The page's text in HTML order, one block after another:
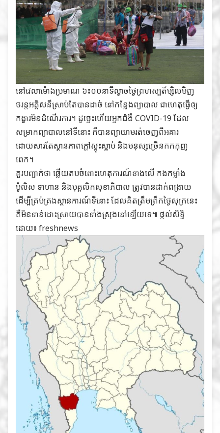
នៅវេលាម៉ោងប្រមាណ ៦៖០០នាទីល្ងាចថ្ងៃព្រហស្បតិ៍ម្សិលមិញ
ចរន្តអគ្គិសនីស្រាប់តែបានដាច់ នៅកន្លែងព្យាបាល ជាហេតុធ្វើឲ្យ
កង្ហារមិនដំណើរការ។ ដូច្នេះហើយអ្នកជំងឺ COVID-19 ដែល
សម្រាកព្យាបាលនៅទីនោះ ក៏បានព្យាយាមរត់ចេញពីអគារ
ដោយសារតែស្ថានភាពក្តៅស្អុះស្អាប់ និងមនុស្សច្រើនកកកុញ
ពេក។
គួរបញ្ជាក់ថា ឆ្លើយតបចំពោះហេតុការណ៍ខាងលើ កងកម្លាំង
ប៉ូលិស ទាហាន និងបុគ្គលិកសុខាភិបាល ត្រូវបានដាក់ពង្រាយ
ដើម្បីគ្រប់គ្រងស្ថានការណ៍ទីនោះ ដែលគិតត្រឹមព្រឹកថ្ងៃសុក្រនេះ
គឺមិនទាន់ដោះស្រាយបានទាំងស្រុងនៅឡើយទេ៕ ផ្តល់សិទ្ធិ
ដោយ៖ freshnews